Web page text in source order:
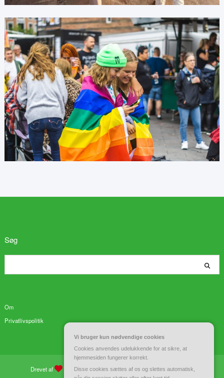
Søg
Om
Privatlivspolitik
Drevet af WordPress| Tema: Spiko af Spicethemes
Vi bruger kun nødvendige cookies
Cookies anvendes udelukkende for at sikre, at
hjemmesiden fungerer korrekt.
Disse cookies sættes af os og slettes automatisk,